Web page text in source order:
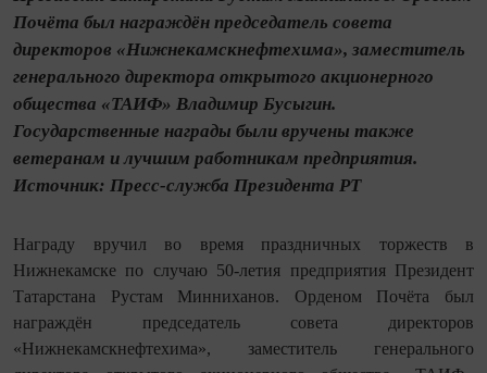
Почёта был награждён председатель совета
директоров «Нижнекамскнефтехима», заместитель
генерального директора открытого акционерного
общества «ТАИФ» Владимир Бусыгин.
Государственные награды были вручены также
ветеранам и лучшим работникам предприятия.
Источник: Пресс-служба Президента РТ
Награду вручил во время праздничных торжеств в
Нижнекамске по случаю 50-летия предприятия Президент
Татарстана Рустам Минниханов. Орденом Почёта был
награждён председатель совета директоров
«Нижнекамскнефтехима», заместитель генерального